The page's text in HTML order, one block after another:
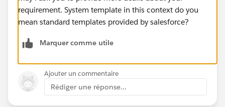
requirement. System template in this context do you
mean standard templates provided by salesforce?
Marquer comme utile
Ajouter un commentaire
Rédiger une réponse...